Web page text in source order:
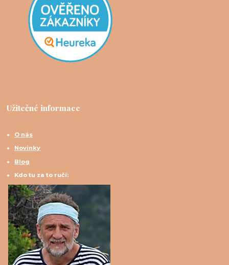
Užitečné informace
O nás
Novinky
Blog
Kdo tu za to ručí: